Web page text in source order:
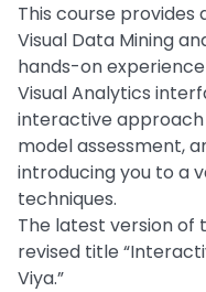
This course provides
Visual Data Mining
hands-on
Visual Analytics
interactive approach
model assessment,
introducing you to a
techniques.
The latest version of
revised title
Viya.”